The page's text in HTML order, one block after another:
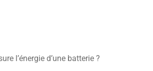
l’énergie d’une batterie ?